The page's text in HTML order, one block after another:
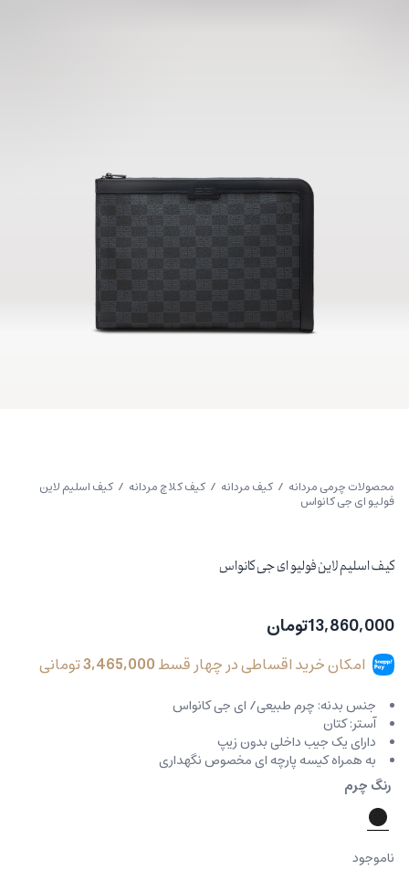
محصولات چرمی مردانه / کیف مردانه / کیف کلاچ مردانه / کیف اسلیم لاین
فولیو ای جی کانواس
کیف اسلیم لاین فولیو ای جی کانواس
13,860,000تومان
امکان خرید اقساطی در چهار قسط3,465,000تومانی
جنس بدنه: چرم طبیعی/ ای جی کانواس
آستر: کتان
دارای یک جیب داخلی بدون زیپ
به همراه کیسه پارچه ای مخصوص نگهداری
رنگ چرم
ناموجود